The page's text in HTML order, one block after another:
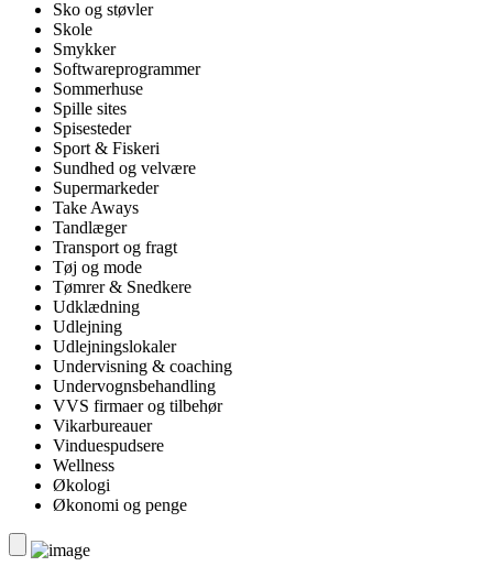
Sko og støvler
Skole
Smykker
Softwareprogrammer
Sommerhuse
Spille sites
Spisesteder
Sport & Fiskeri
Sundhed og velvære
Supermarkeder
Take Aways
Tandlæger
Transport og fragt
Tøj og mode
Tømrer & Snedkere
Udklædning
Udlejning
Udlejningslokaler
Undervisning & coaching
Undervognsbehandling
VVS firmaer og tilbehør
Vikarbureauer
Vinduespudsere
Wellness
Økologi
Økonomi og penge